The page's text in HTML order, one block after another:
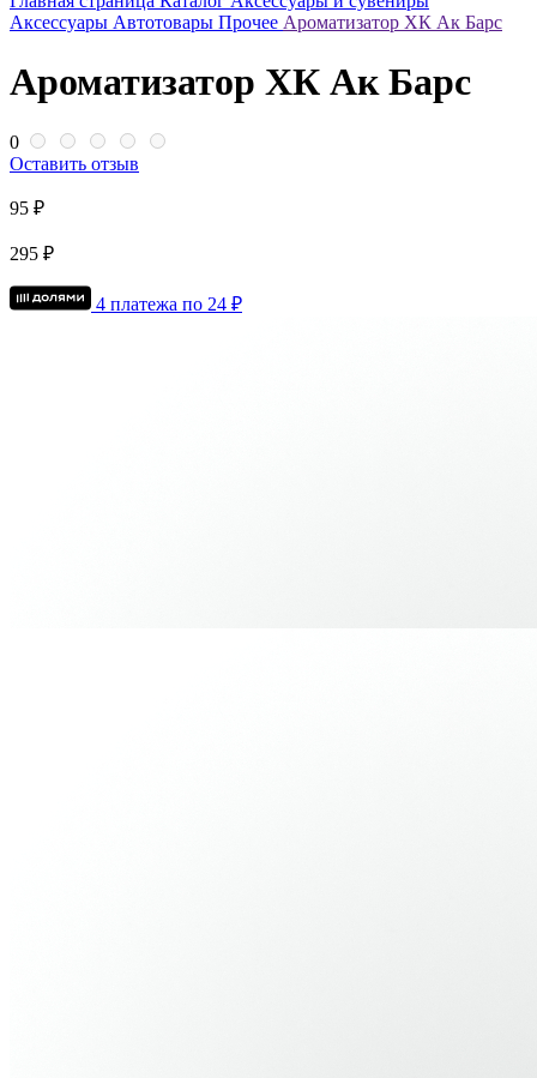
Аксессуары Автотовары Прочее Ароматизатор ХК Ак Барс
Ароматизатор ХК Ак Барс
0
Оставить отзыв
95 ₽
295 ₽
4 платежа по 24 ₽